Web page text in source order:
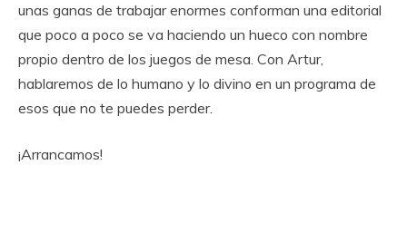
unas ganas de trabajar enormes conforman una editorial
que poco a poco se va haciendo un hueco con nombre
propio dentro de los juegos de mesa. Con Artur,
hablaremos de lo humano y lo divino en un programa de
esos que no te puedes perder.
¡Arrancamos!